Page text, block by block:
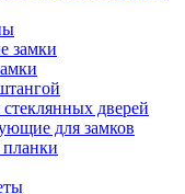
замки
дверей
для замков